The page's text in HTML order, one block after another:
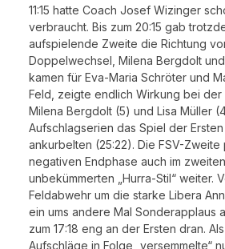
11:15 hatte Coach Josef Wizinger
verbraucht. Bis zum 20:15 gab
aufspielende Zweite die Richtung
Doppelwechsel, Milena Bergdolt
kamen für Eva-Maria Schröter und
Feld, zeigte endlich Wirkung bei der
Milena Bergdolt (5) und Lisa Müller
Aufschlagserien das Spiel der
ankurbelten (25:22). Die FSV-
negativen Endphase auch im
unbekümmerten „Hurra-Stil“ weiter.
Feldabwehr um die starke Libera
ein ums andere Mal Sonderapplaus
zum 17:18 eng an der Ersten dran.
Aufschläge in Folge „versemmelte“